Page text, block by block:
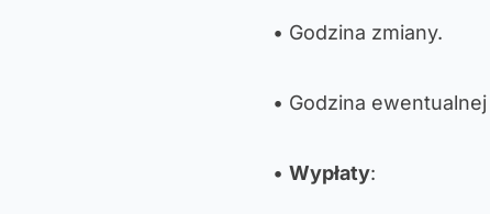
• Godzina zmiany.
• Godzina
• Wypłaty: